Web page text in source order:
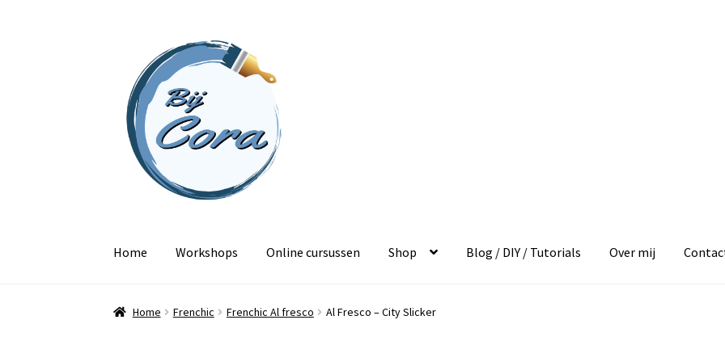
naar
navigatie
inhoud
Home Workshops Online cursussen Shop Blog / DIY / Tutorials Over mij
Home Frenchic Frenchic Al fresco Al Fresco – City Slicker